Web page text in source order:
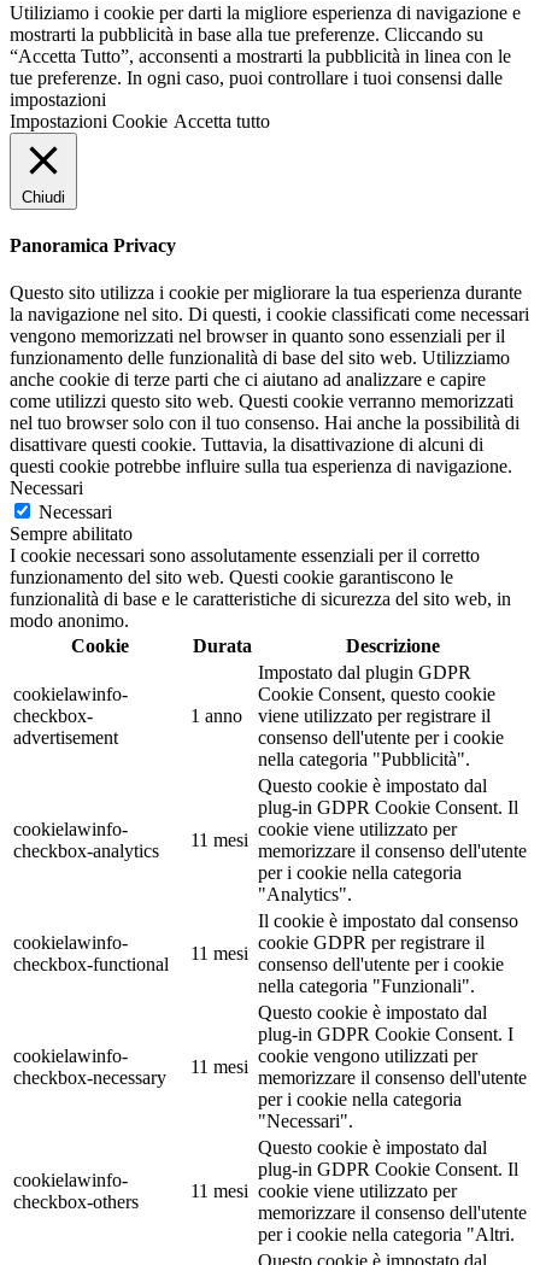
Utiliziamo i cookie per darti la migliore esperienza di navigazione e
mostrarti la pubblicità in base alla tue preferenze. Cliccando su
“Accetta Tutto”, acconsenti a mostrarti la pubblicità in linea con le
tue preferenze. In ogni caso, puoi controllare i tuoi consensi dalle
impostazioni
Impostazioni Cookie Accetta tutto
Chiudi
Panoramica Privacy
Questo sito utilizza i cookie per migliorare la tua esperienza durante
la navigazione nel sito. Di questi, i cookie classificati come necessari
vengono memorizzati nel browser in quanto sono essenziali per il
funzionamento delle funzionalità di base del sito web. Utilizziamo
anche cookie di terze parti che ci aiutano ad analizzare e capire
come utilizzi questo sito web. Questi cookie verranno memorizzati
nel tuo browser solo con il tuo consenso. Hai anche la possibilità di
disattivare questi cookie. Tuttavia, la disattivazione di alcuni di
questi cookie potrebbe influire sulla tua esperienza di navigazione.
Necessari
Necessari
Sempre abilitato
I cookie necessari sono assolutamente essenziali per il corretto
funzionamento del sito web. Questi cookie garantiscono le
funzionalità di base e le caratteristiche di sicurezza del sito web, in
modo anonimo.
Cookie
Durata Descrizione
cookielawinfo-
checkbox-
advertisement
1 anno
Impostato dal plugin GDPR
Cookie Consent, questo cookie
viene utilizzato per registrare il
consenso dell'utente per i cookie
nella categoria "Pubblicità".
cookielawinfo-
checkbox-analytics
11 mesi
Questo cookie è impostato dal
plug-in GDPR Cookie Consent. Il
cookie viene utilizzato per
memorizzare il consenso dell'utente
per i cookie nella categoria
"Analytics".
cookielawinfo-
checkbox-functional
11 mesi
Il cookie è impostato dal consenso
cookie GDPR per registrare il
consenso dell'utente per i cookie
nella categoria "Funzionali".
cookielawinfo-
checkbox-necessary
11 mesi
Questo cookie è impostato dal
plug-in GDPR Cookie Consent. I
cookie vengono utilizzati per
memorizzare il consenso dell'utente
per i cookie nella categoria
"Necessari".
cookielawinfo-
checkbox-others
11 mesi
Questo cookie è impostato dal
plug-in GDPR Cookie Consent. Il
cookie viene utilizzato per
memorizzare il consenso dell'utente
per i cookie nella categoria "Altri.